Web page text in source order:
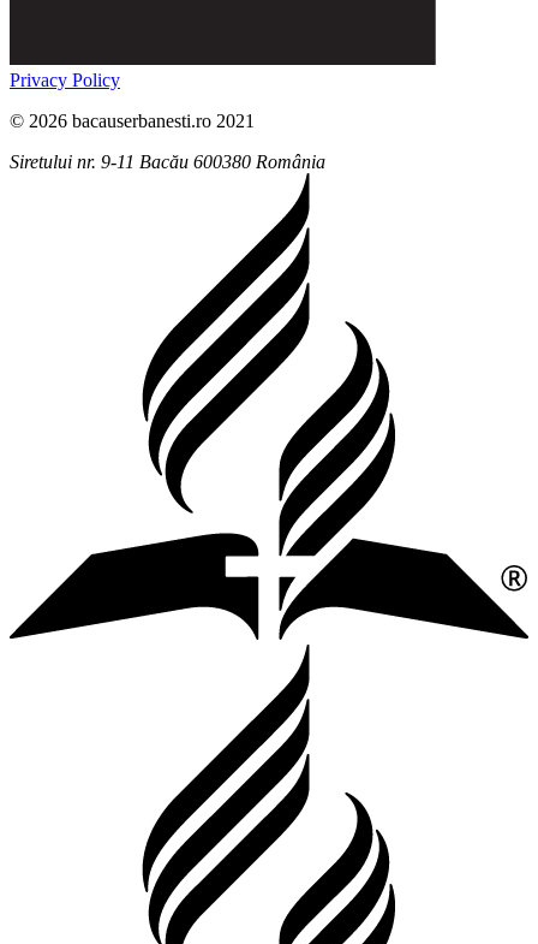
Privacy Policy
© 2026 bacauserbanesti.ro 2021
Siretului nr. 9-11 Bacău 600380 România